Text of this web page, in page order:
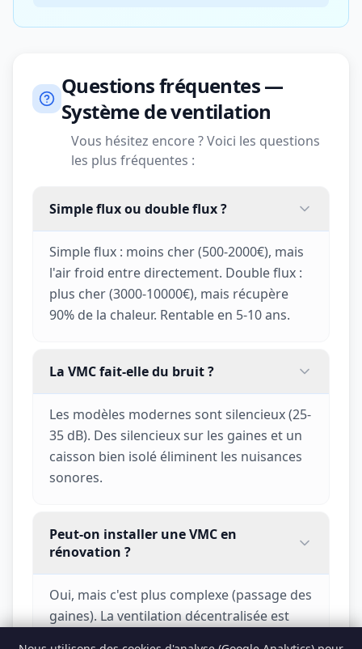
Questions fréquentes —
Système de ventilation
Vous hésitez encore ? Voici les questions
les plus fréquentes :
Simple flux ou double flux ?
Simple flux : moins cher (500-2000€), mais
l'air froid entre directement. Double flux :
plus cher (3000-10000€), mais récupère
90% de la chaleur. Rentable en 5-10 ans.
La VMC fait-elle du bruit ?
Les modèles modernes sont silencieux (25-
35 dB). Des silencieux sur les gaines et un
caisson bien isolé éliminent les nuisances
sonores.
Peut-on installer une VMC en
rénovation ?
Oui, mais c'est plus complexe (passage des
gaines). La ventilation décentralisée est